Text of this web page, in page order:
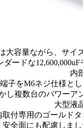
大容量ながら、サイ
ダードな
内
子をM6ネジ仕様と
し複数台のパワーア
大型液
取付専用のゴールド
安全面にも配慮しま